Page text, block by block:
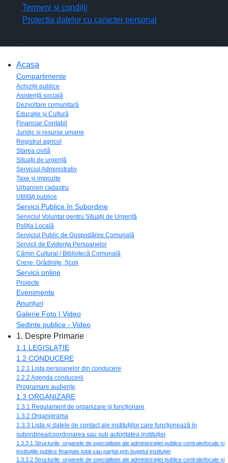
Termeni și condiții
Protectia datelor cu caracter personal
Acasa
Compartimente
Achiziții publice
Asistență socială
Dezvoltare comunitară
Educație și Cultură
Financiar Contabil
Juridic si resurse umane
Registrul agricol
Starea civilă
Situații de urgență
Serviciul Administrativ
Taxe și impozite
Urbanism cadastru
Utilități publice
Servicii Publice în Subordine
Serviciul Voluntar pentru Situații de Urgență
Poliția Locală
Serviciul Public de Gospodărire Comunală
Servicii de Evidența Persoanelor
Cămin Cultural / Bibliotecă Comunală
Creșe, Grădinițe, Școli
Servicii online
Proiecte
Evenimente
Anunțuri
Galerie Foto | Video
Sedinte publice - Video
1. Despre Primarie
1.1 LEGISLAȚIE
1.2 CONDUCERE
1.2.1 Lista persoanelor din conducere
1.2.2 Agenda conducerii
Programare audiențe
1.3 ORGANIZARE
1.3.1 Regulament de organizare și funcționare
1.3.2 Organigrama
1.3.3 Lista și datele de contact ale instituțiilor care funcționează în
subordinea/coordonarea sau sub autoritatea instituției
1.3.3.1 Structurile, organele de specialitate ale administrației publice centrale/locale și
instituțiile publice finanțate total sau parțial prin bugetul instituției
1.3.3.2 Structurile, organele de specialitate ale administrației publice centrale/locale și